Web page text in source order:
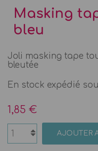
Masking
bleu
Joli masking tape
bleutée
En stock expédié
1,85 €
AJOUTER